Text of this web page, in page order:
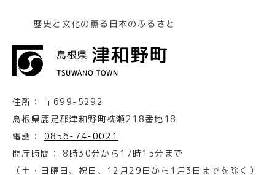
歴史と文化の薫る日本のふるさと
住所：
〒699-5292
島根県鹿足郡津和野町枕瀬218番地18
電話：
0856-74-0021
開庁時間：
8時30分から17時15分まで
（土・日曜日、祝日、12月29日から1月3日までを除く）